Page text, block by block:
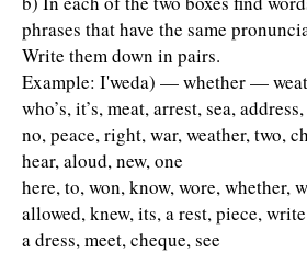
phrases that have the same
Write them down in pairs.
Example: I'weda) — whether —
who’s, it’s, meat, arrest, sea,
no, peace, right, war, weather, two,
hear, aloud, new, one
here, to, won, know, wore, whether,
allowed, knew, its, a rest, piece,
a dress, meet, cheque, see